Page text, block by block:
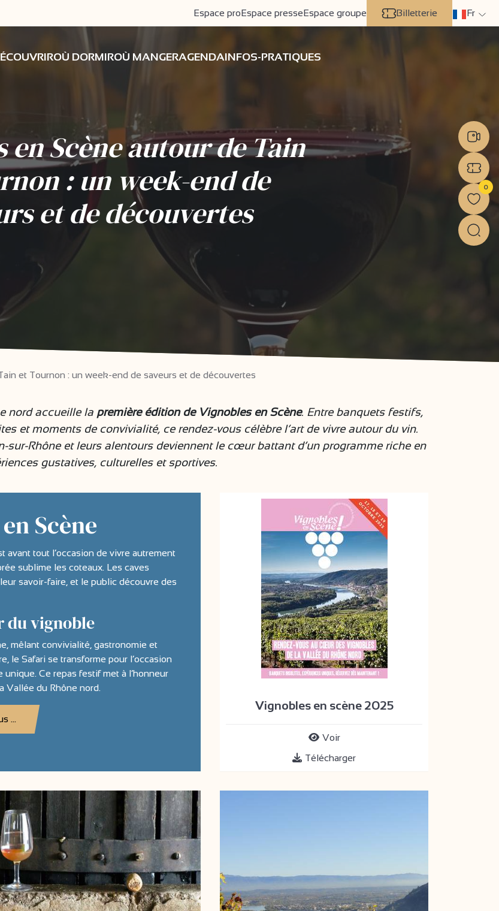
Espace proEspace presseEspace groupe Billetterie Fr
OÙ DORMIROÙ MANGERAGENDAINFOS-PRATIQUES
en Scène autour de Tain
: un week-end de
et de découvertes
et Tournon : un week-end de saveurs et de découvertes
nord accueille la première édition de Vignobles en Scène. Entre banquets festifs,
et moments de convivialité, ce rendez-vous célèbre l’art de vivre autour du vin.
sur-Rhône et leurs alentours deviennent le cœur battant d’un programme riche en
gustatives, culturelles et sportives.
Scène
avant tout l’occasion de vivre autrement
sublime les coteaux. Les caves
savoir-faire, et le public découvre des
du vignoble
mêlant convivialité, gastronomie et
le Safari se transforme pour l’occasion
Ce repas festif met à l’honneur
Vallée du Rhône nord.
...
Vignobles en scène 2025
Voir
Télécharger
0